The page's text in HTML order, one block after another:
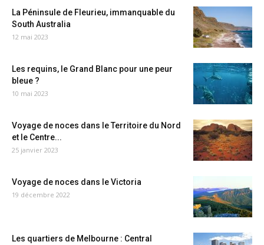
La Péninsule de Fleurieu, immanquable du
South Australia
12 mai 2023
Les requins, le Grand Blanc pour une peur
bleue ?
10 mai 2023
Voyage de noces dans le Territoire du Nord
et le Centre...
25 janvier 2023
Voyage de noces dans le Victoria
19 décembre 2022
Les quartiers de Melbourne : Central